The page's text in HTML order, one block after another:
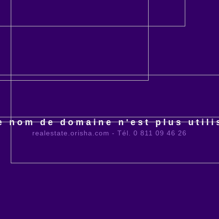
nom de domaine n'est plus
realestate.orisha.com - Tél. 0 811 09 46 26